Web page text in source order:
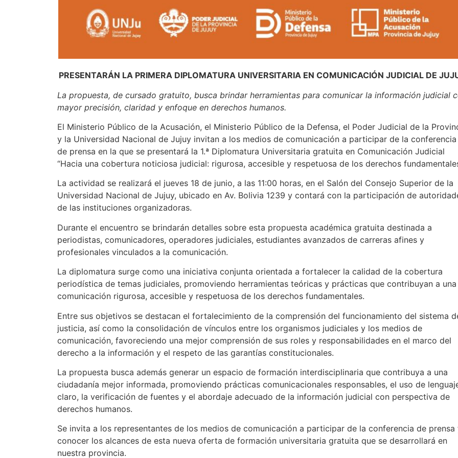
PRESENTARÁN LA PRIMERA DIPLOMATURA UNIVERSITARIA EN COMUNICACIÓN JUDICIAL DE
La propuesta, de cursado gratuito, busca brindar herramientas para comunicar la información judicial
mayor precisión, claridad y enfoque en derechos humanos.
El Ministerio Público de la Acusación, el Ministerio Público de la Defensa, el Poder Judicial de la
y la Universidad Nacional de Jujuy invitan a los medios de comunicación a participar de la conferencia
de prensa en la que se presentará la 1.ª Diplomatura Universitaria gratuita en Comunicación Judicial
“Hacia una cobertura noticiosa judicial: rigurosa, accesible y respetuosa de los derechos
La actividad se realizará el jueves 18 de junio, a las 11:00 horas, en el Salón del Consejo Superior de la
Universidad Nacional de Jujuy, ubicado en Av. Bolivia 1239 y contará con la participación de
de las instituciones organizadoras.
Durante el encuentro se brindarán detalles sobre esta propuesta académica gratuita destinada a
periodistas, comunicadores, operadores judiciales, estudiantes avanzados de carreras afines y
profesionales vinculados a la comunicación.
La diplomatura surge como una iniciativa conjunta orientada a fortalecer la calidad de la cobertura
periodística de temas judiciales, promoviendo herramientas teóricas y prácticas que contribuyan a una
comunicación rigurosa, accesible y respetuosa de los derechos fundamentales.
Entre sus objetivos se destacan el fortalecimiento de la comprensión del funcionamiento del sistema
justicia, así como la consolidación de vínculos entre los organismos judiciales y los medios de
comunicación, favoreciendo una mejor comprensión de sus roles y responsabilidades en el marco del
derecho a la información y el respeto de las garantías constitucionales.
La propuesta busca además generar un espacio de formación interdisciplinaria que contribuya a una
ciudadanía mejor informada, promoviendo prácticas comunicacionales responsables, el uso de
claro, la verificación de fuentes y el abordaje adecuado de la información judicial con perspectiva de
derechos humanos.
Se invita a los representantes de los medios de comunicación a participar de la conferencia de prensa
conocer los alcances de esta nueva oferta de formación universitaria gratuita que se desarrollará en
nuestra provincia.